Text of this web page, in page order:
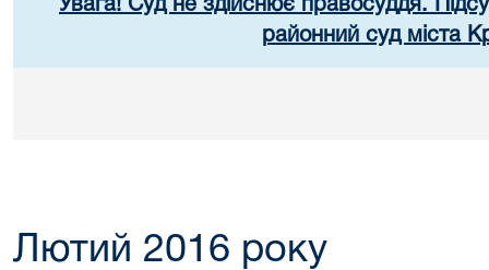
Увага! Суд не здійснює правосуддя.
районний суд міста
Лютий 2016 року